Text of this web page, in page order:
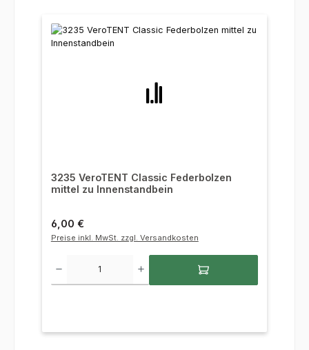
3235 VeroTENT Classic Federbolzen
mittel zu Innenstandbein
Regulärer Preis:
6,00 €
Preise inkl. MwSt. zzgl. Versandkosten